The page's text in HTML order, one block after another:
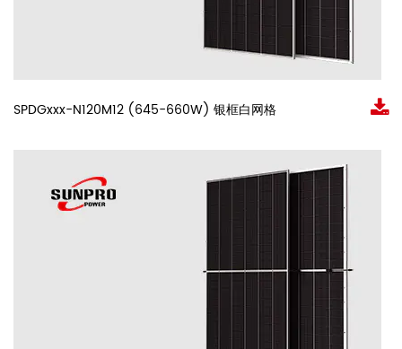
SPDGxxx-N120M12 (645-660W) 银框白网格